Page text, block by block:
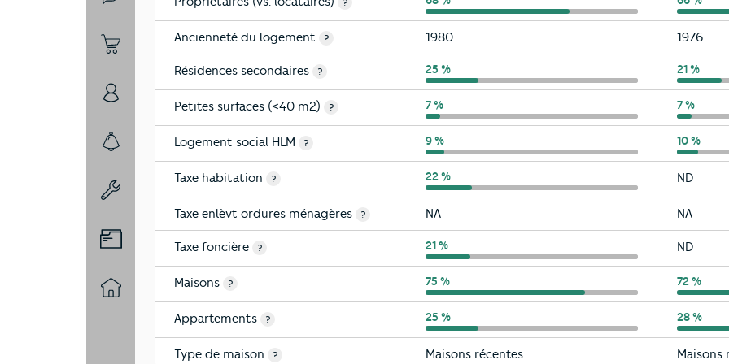
5-Commerces
6-Politique
7-Sécurité
8-Chauffage
9-Diagnostic risques
10-Logement
?
Ancienneté du logement ? Morbihan
1980 Bretagne
1976
Résidences secondaires ? Morbihan
25 % Bretagne
21 %
Petites surfaces (<40 m2) ? Morbihan
7 % Bretagne
7 %
Logement social HLM ? Morbihan
9 % Bretagne
10 %
Taxe habitation ? Morbihan
22 % Bretagne
ND
Taxe enlèvt ordures ménagères ? Morbihan
NA Bretagne
NA
Taxe foncière ? Morbihan
21 % Bretagne
ND
Maisons ? Morbihan
75 % Bretagne
72 %
Appartements ? Morbihan
25 % Bretagne
28 %
Type de maison ? Morbihan
Maisons récentes Bretagne
Maisons